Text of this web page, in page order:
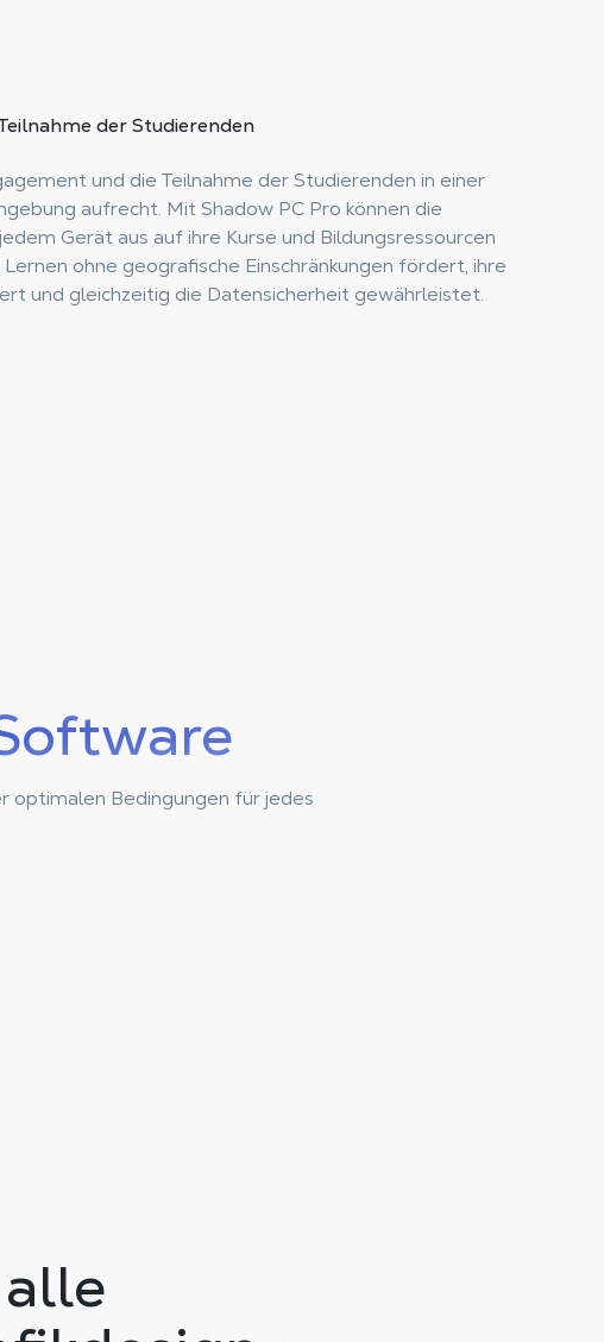
der Studierenden
und die Teilnahme der Studierenden in einer
aufrecht. Mit Shadow PC Pro können die
Gerät aus auf ihre Kurse und Bildungsressourcen
ohne geografische Einschränkungen fördert, ihre
und gleichzeitig die Datensicherheit gewährleistet.
optimalen Bedingungen für jedes